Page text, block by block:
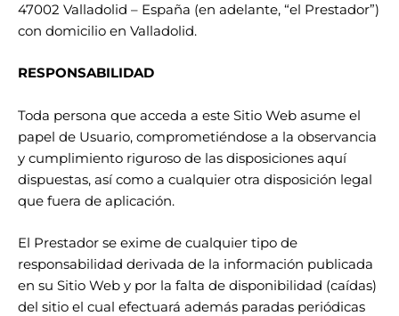
47002 Valladolid – España (en adelante, “el Prestador”)
con domicilio en Valladolid.
RESPONSABILIDAD
Toda persona que acceda a este Sitio Web asume el
papel de Usuario, comprometiéndose a la observancia
y cumplimiento riguroso de las disposiciones aquí
dispuestas, así como a cualquier otra disposición legal
que fuera de aplicación.
El Prestador se exime de cualquier tipo de
responsabilidad derivada de la información publicada
en su Sitio Web y por la falta de disponibilidad (caídas)
del sitio el cual efectuará además paradas periódicas